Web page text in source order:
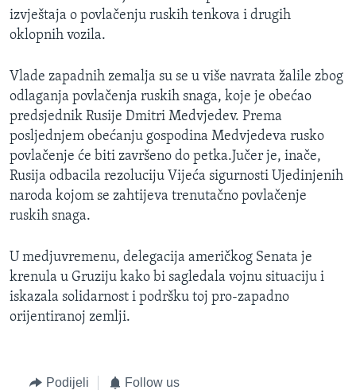
PRATITE NAS
Jezici
izvještaja o povlačenju ruskih tenkova i drugih
oklopnih vozila.
Vlade zapadnih zemalja su se u više navrata žalile zbog
odlaganja povlačenja ruskih snaga, koje je obećao
predsjednik Rusije Dmitri Medvjedev. Prema
posljednjem obećanju gospodina Medvjedeva rusko
povlačenje će biti završeno do petka.Jučer je, inače,
Rusija odbacila rezoluciju Vijeća sigurnosti Ujedinjenih
naroda kojom se zahtijeva trenutačno povlačenje
ruskih snaga.
U medjuvremenu, delegacija američkog Senata je
krenula u Gruziju kako bi sagledala vojnu situaciju i
iskazala solidarnost i podršku toj pro-zapadno
orijentiranoj zemlji.
Podijeli Follow us